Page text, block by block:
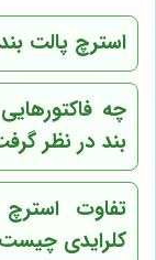
استرچ پالت
چه
بند در نظر
تفاوت
کلرایدی